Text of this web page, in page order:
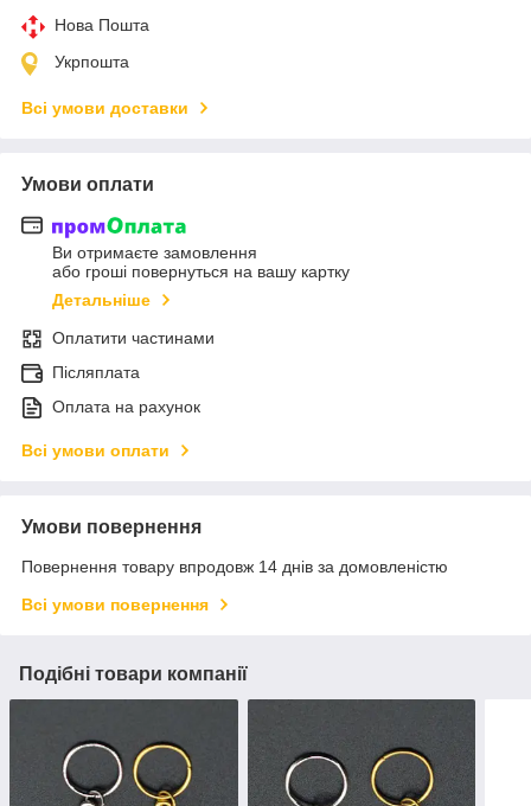
Нова Пошта
Укрпошта
Всі умови доставки
Умови оплати
Ви отримаєте замовлення
або гроші повернуться на вашу картку
Детальніше
Оплатити частинами
Післяплата
Оплата на рахунок
Всі умови оплати
Умови повернення
Повернення товару впродовж 14 днів за домовленістю
Всі умови повернення
Подібні товари компанії